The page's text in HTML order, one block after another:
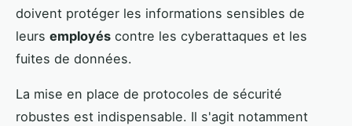
doivent protéger les informations sensibles de
leurs employés contre les cyberattaques et les
fuites de données.
La mise en place de protocoles de sécurité
robustes est indispensable. Il s'agit notamment